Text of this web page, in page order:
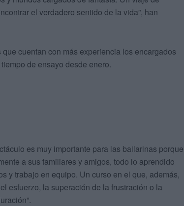
el verdadero sentido de la vida”, han
cuentan con más experiencia los encargados
de ensayo desde enero.
es muy importante para las bailarinas porque
a sus familiares y amigos, todo lo aprendido
y trabajo en equipo. Un curso en el que, además,
esfuerzo, la superación de la frustración o la